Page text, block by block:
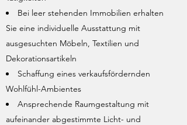
Bei leer stehenden Immobilien erhalten
Sie eine individuelle Ausstattung mit
ausgesuchten Möbeln, Textilien und
Dekorationsartikeln
Schaffung eines verkaufsfördernden
Wohlfühl-Ambientes
Ansprechende Raumgestaltung mit
aufeinander abgestimmte Licht- und